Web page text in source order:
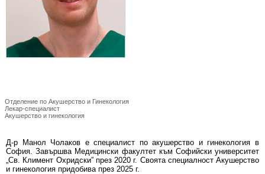
Отделение по Акушерство и Гинекология
Лекар-специалист
Акушерство и гинекология
Д-р Манол Чолаков е специалист по акушерство и гинекология в
София. Завършва Медицински факултет към Софийски университет
„Св. Климент Охридски” през 2020 г. Своята специалност Акушерство
и гинекология придобива през 2025 г.